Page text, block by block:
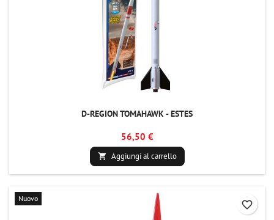
D-REGION TOMAHAWK - ESTES
56,50 €
 Aggiungi al carrello
Nuovo
favorite_border